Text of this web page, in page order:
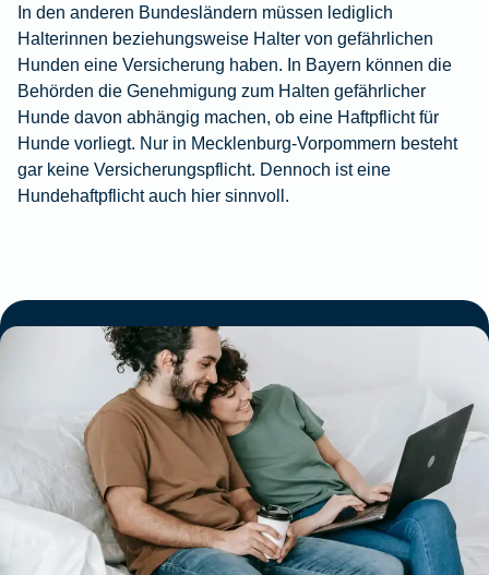
In den anderen Bundesländern müssen lediglich
Halterinnen beziehungsweise Halter von gefährlichen
Hunden eine Versicherung haben. In Bayern können die
Behörden die Genehmigung zum Halten gefährlicher
Hunde davon abhängig machen, ob eine Haftpflicht für
Hunde vorliegt. Nur in Mecklenburg-Vorpommern besteht
gar keine Versicherungspflicht. Dennoch ist eine
Hundehaftpflicht auch hier sinnvoll.